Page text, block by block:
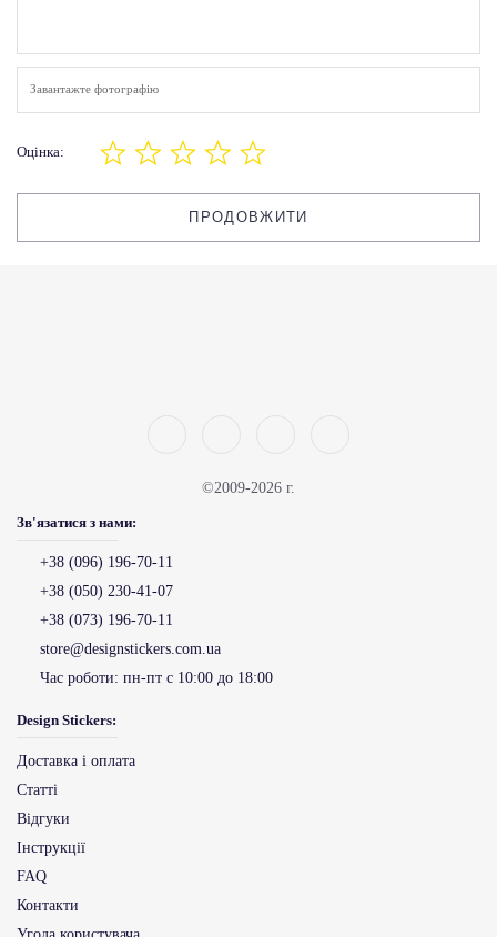
Завантажте фотографію
Оцінка:
ПРОДОВЖИТИ
©2009-2026 г.
Зв'язатися з нами:
+38 (096) 196-70-11
+38 (050) 230-41-07
+38 (073) 196-70-11
store@designstickers.com.ua
Час роботи: пн-пт с 10:00 до 18:00
Design Stickers:
Доставка і оплата
Статті
Відгуки
Інструкції
FAQ
Контакти